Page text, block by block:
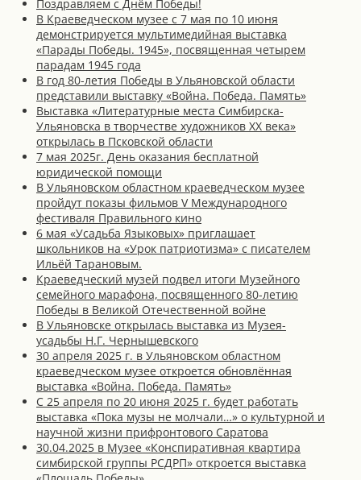
Поздравляем с Днём Победы!
В Краеведческом музее с 7 мая по 10 июня
демонстрируется мультимедийная выставка
«Парады Победы. 1945», посвященная четырем
парадам 1945 года
В год 80-летия Победы в Ульяновской области
представили выставку «Война. Победа. Память»
Выставка «Литературные места Симбирска-
Ульяновска в творчестве художников XX века»
открылась в Псковской области
7 мая 2025г. День оказания бесплатной
юридической помощи
В Ульяновском областном краеведческом музее
пройдут показы фильмов V Международного
фестиваля Правильного кино
6 мая «Усадьба Языковых» приглашает
школьников на «Урок патриотизма» с писателем
Ильёй Тарановым.
Краеведческий музей подвел итоги Музейного
семейного марафона, посвященного 80-летию
Победы в Великой Отечественной войне
В Ульяновске открылась выставка из Музея-
усадьбы Н.Г. Чернышевского
30 апреля 2025 г. в Ульяновском областном
краеведческом музее откроется обновлённая
выставка «Война. Победа. Память»
С 25 апреля по 20 июня 2025 г. будет работать
выставка «Пока музы не молчали…» о культурной и
научной жизни прифронтового Саратова
30.04.2025 в Музее «Конспиративная квартира
симбирской группы РСДРП» откроется выставка